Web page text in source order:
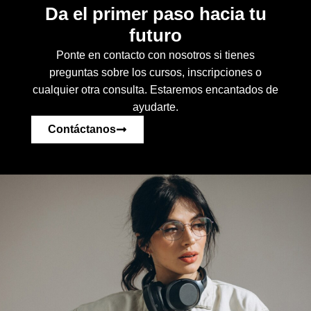
Da el primer paso hacia tu
futuro
Ponte en contacto con nosotros si tienes
preguntas sobre los cursos, inscripciones o
cualquier otra consulta. Estaremos encantados de
ayudarte.
Contáctanos